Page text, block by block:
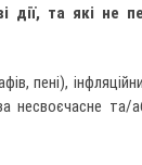
дії, та які не
пені),
несвоєчасне